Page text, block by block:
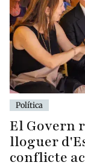
Política
El Govern
lloguer
conflicte